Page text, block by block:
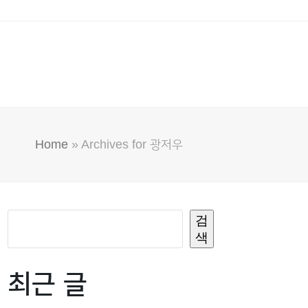
Home » Archives for 광저우
검
색
최근 글